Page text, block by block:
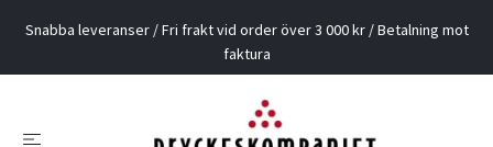
Snabba leveranser / Fri frakt vid order över 3 000 kr / Betalning mot
faktura